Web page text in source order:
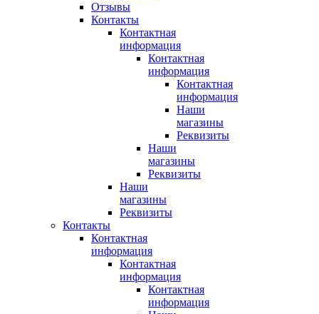
Отзывы
Контакты
Контактная
информация
Контактная
информация
Контактная
информация
Наши
магазины
Реквизиты
Наши
магазины
Реквизиты
Наши
магазины
Реквизиты
Контакты
Контактная
информация
Контактная
информация
Контактная
информация